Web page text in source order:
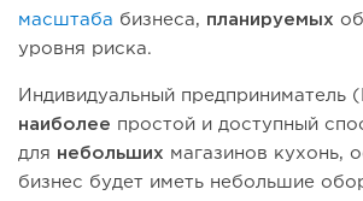
масштаба бизнеса, планируемых
уровня риска.
Индивидуальный предприниматель
наиболее простой и доступный
для небольших магазинов кухонь,
бизнес будет иметь небольшие